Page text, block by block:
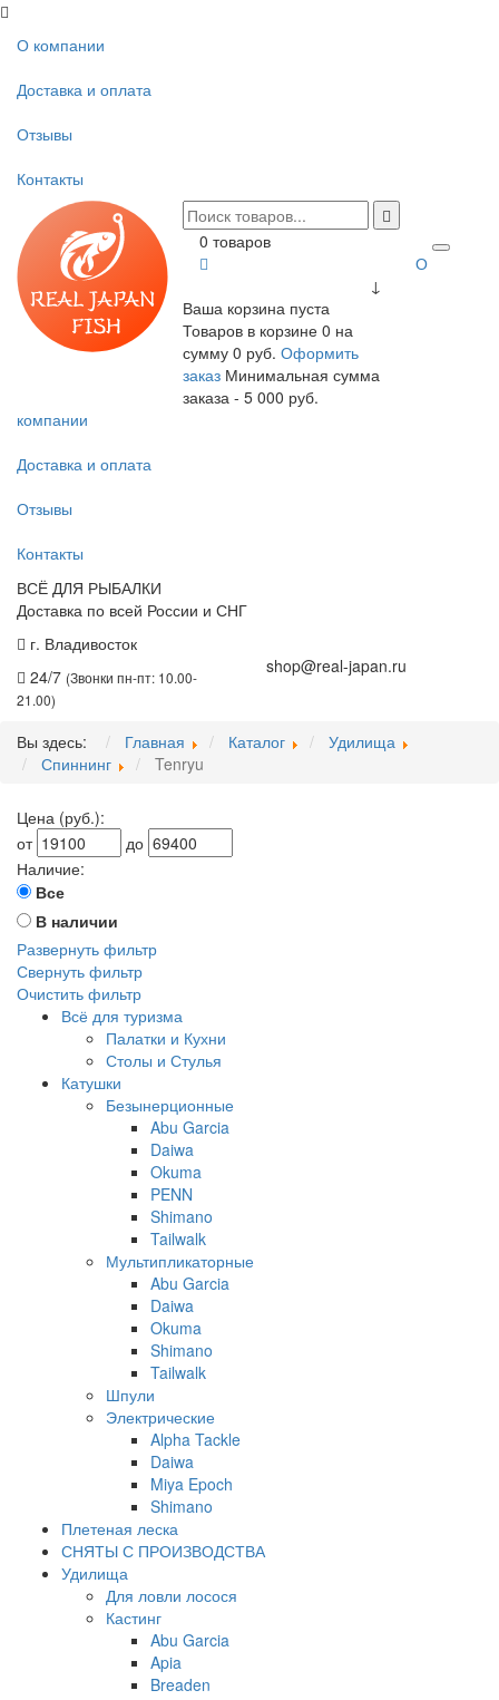
О компании
Доставка и оплата
Отзывы
Контакты
0 товаров
↓
Ваша корзина пуста
Товаров в корзине0 на
сумму0 руб. Оформить
заказ Минимальная сумма
заказа - 5 000 руб.
О
компании
Доставка и оплата
Отзывы
Контакты
ВСЁ ДЛЯ РЫБАЛКИ
Доставка по всей России и СНГ
г. Владивосток
24/7 (Звонки пн-пт: 10.00-
21.00)
shop@real-japan.ru
Вы здесь: Главная Каталог
Удилища
Спиннинг
Tenryu
Цена (руб.):
от
до
Наличие:
Все
В наличии
Развернуть фильтр
Свернуть фильтр
Очистить фильтр
Всё для туризма
Палатки и Кухни
Столы и Стулья
Катушки
Безынерционные
Abu Garcia
Daiwa
Okuma
PENN
Shimano
Tailwalk
Мультипликаторные
Abu Garcia
Daiwa
Okuma
Shimano
Tailwalk
Шпули
Электрические
Alpha Tackle
Daiwa
Miya Epoch
Shimano
Плетеная леска
СНЯТЫ С ПРОИЗВОДСТВА
Удилища
Для ловли лосося
Кастинг
Abu Garcia
Apia
Breaden